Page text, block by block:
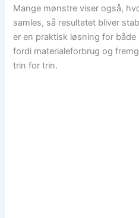
Mange mønstre viser også,
samles, så resultatet bliver
er en praktisk løsning for
fordi materialeforbrug og
trin for trin.